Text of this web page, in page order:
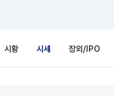
시황 시세 장외/IPO